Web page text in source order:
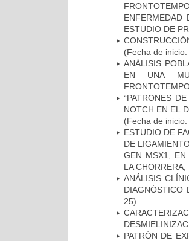
ENFERMEDAD
ESTUDIO DE
(Fecha de
ANÁLISIS
EN UNA
“PATRONES
NOTCH EN EL
(Fecha de
ESTUDIO DE
DE
GEN MSX1, EN
LA
ANÁLISIS
DIAGNÓSTICO
25)
PATRÓN DE